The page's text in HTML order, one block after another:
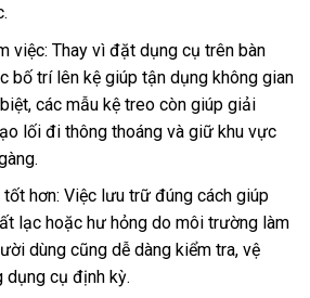
việc: Thay vì đặt dụng cụ trên bàn
bố trí lên kệ giúp tận dụng không gian
các mẫu kệ treo còn giúp giải
lối đi thông thoáng và giữ khu vực
tốt hơn: Việc lưu trữ đúng cách giúp
lạc hoặc hư hỏng do môi trường làm
dùng cũng dễ dàng kiểm tra, vệ
dụng cụ định kỳ.